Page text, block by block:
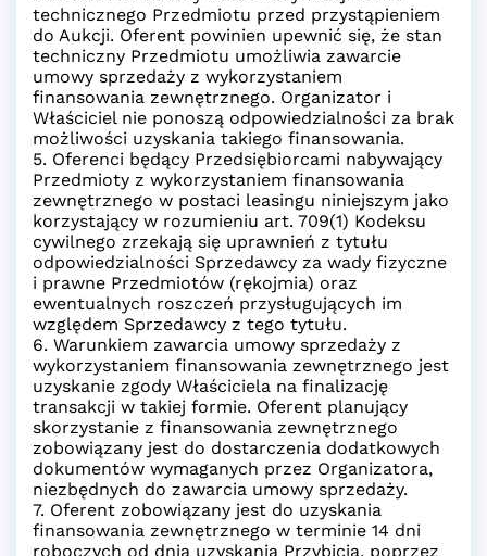
technicznego Przedmiotu przed przystąpieniem
do Aukcji. Oferent powinien upewnić się, że stan
techniczny Przedmiotu umożliwia zawarcie
umowy sprzedaży z wykorzystaniem
finansowania zewnętrznego. Organizator i
Właściciel nie ponoszą odpowiedzialności za brak
możliwości uzyskania takiego finansowania.
5. Oferenci będący Przedsiębiorcami nabywający
Przedmioty z wykorzystaniem finansowania
zewnętrznego w postaci leasingu niniejszym jako
korzystający w rozumieniu art. 709(1) Kodeksu
cywilnego zrzekają się uprawnień z tytułu
odpowiedzialności Sprzedawcy za wady fizyczne
i prawne Przedmiotów (rękojmia) oraz
ewentualnych roszczeń przysługujących im
względem Sprzedawcy z tego tytułu.
6. Warunkiem zawarcia umowy sprzedaży z
wykorzystaniem finansowania zewnętrznego jest
uzyskanie zgody Właściciela na finalizację
transakcji w takiej formie. Oferent planujący
skorzystanie z finansowania zewnętrznego
zobowiązany jest do dostarczenia dodatkowych
dokumentów wymaganych przez Organizatora,
niezbędnych do zawarcia umowy sprzedaży.
7. Oferent zobowiązany jest do uzyskania
finansowania zewnętrznego w terminie 14 dni
roboczych od dnia uzyskania Przybicia, poprzez